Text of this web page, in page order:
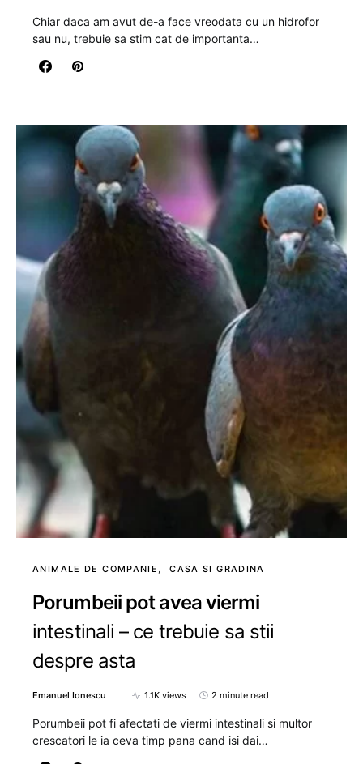
Chiar daca am avut de-a face vreodata cu un hidrofor
sau nu, trebuie sa stim cat de importanta…
ANIMALE DE COMPANIE CASA SI GRADINA
Porumbeii pot avea viermi
intestinali – ce trebuie sa stii
despre asta
Emanuel Ionescu 1.1K views 2 minute read
Porumbeii pot fi afectati de viermi intestinali si multor
crescatori le ia ceva timp pana cand isi dai…